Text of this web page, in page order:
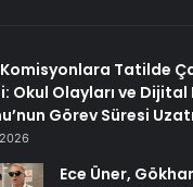
Komisyonlara Tatilde
Okul Olayları ve Dijital
Görev Süresi
Ece Üner,